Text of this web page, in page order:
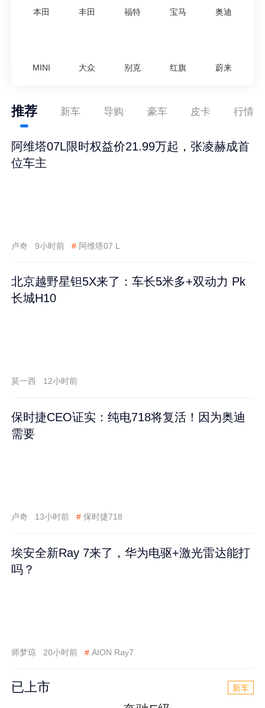
本田 丰田 福特 宝马 奥迪
MINI 大众 别克 红旗 蔚来
推荐 新车 导购 豪车 皮卡 行情
阿维塔07L限时权益价21.99万起，张凌赫成首
位车主
卢奇 9小时前 # 阿维塔07 L
北京越野星钽5X来了：车长5米多+双动力 Pk
长城H10
莫一西 12小时前
保时捷CEO证实：纯电718将复活！因为奥迪
需要
卢奇 13小时前 # 保时捷718
埃安全新Ray 7来了，华为电驱+激光雷达能打
吗？
师梦琼 20小时前 # AION Ray7
已上市 新车